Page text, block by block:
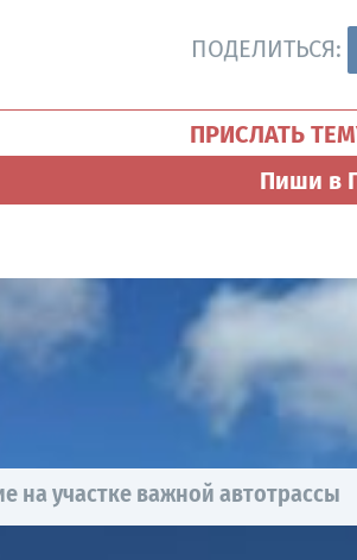
ПОДЕЛИТЬСЯ:
ПРИСЛАТЬ
Пиши в
на участке важной автотрассы